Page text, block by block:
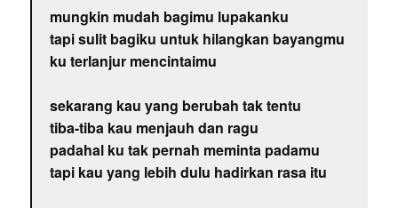
mungkin mudah bagimu lupakanku
tapi sulit bagiku untuk hilangkan bayangmu
ku terlanjur mencintaimu
sekarang kau yang berubah tak tentu
tiba-tiba kau menjauh dan ragu
padahal ku tak pernah meminta padamu
tapi kau yang lebih dulu hadirkan rasa itu